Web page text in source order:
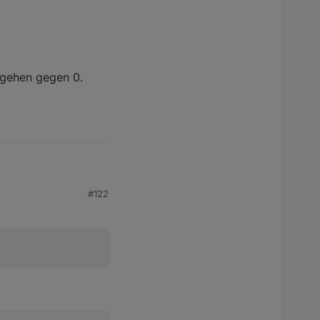
gegen 0.
#122